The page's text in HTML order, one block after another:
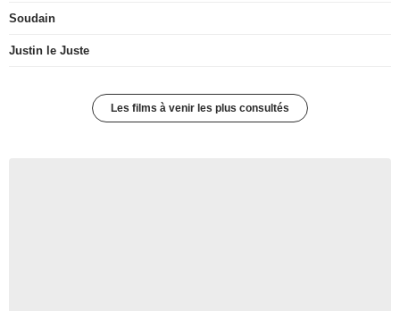
Soudain
Justin le Juste
Les films à venir les plus consultés